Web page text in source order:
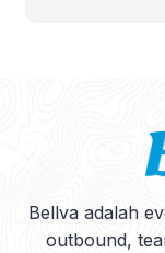
Bellva adalah
outbound,